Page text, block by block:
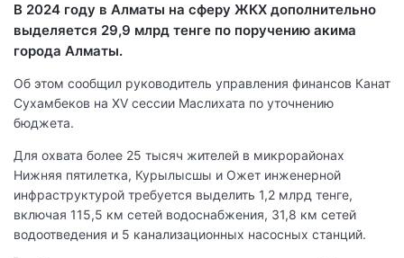
В 2024 году в Алматы на сферу ЖКХ дополнительно
выделяется 29,9 млрд тенге по поручению акима
города Алматы.
Об этом сообщил руководитель управления финансов Канат
Сухамбеков на XV сессии Маслихата по уточнению
бюджета.
Для охвата более 25 тысяч жителей в микрорайонах
Нижняя пятилетка, Курылысшы и Ожет инженерной
инфраструктурой требуется выделить 1,2 млрд тенге,
включая 115,5 км сетей водоснабжения, 31,8 км сетей
водоотведения и 5 канализационных насосных станций.